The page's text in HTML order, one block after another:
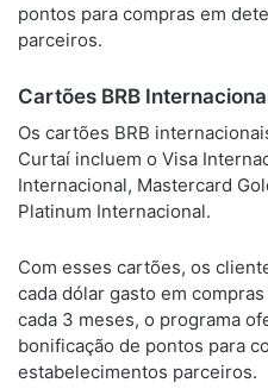
pontos para compras em
parceiros.
Cartões BRB
Os cartões BRB
Curtaí incluem o Visa
Internacional, Mastercard
Platinum Internacional.
Com esses cartões, os
cada dólar gasto em
cada 3 meses, o programa
bonificação de pontos para
estabelecimentos parceiros.